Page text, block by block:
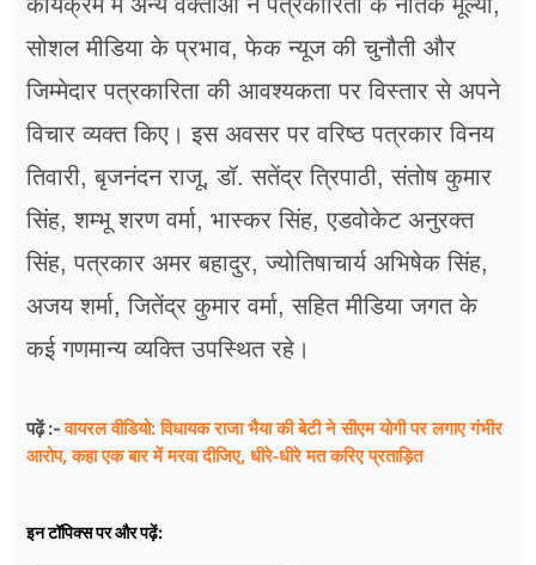
सोशल मीडिया के प्रभाव, फेक न्यूज की चुनौती और
जिम्मेदार पत्रकारिता की आवश्यकता पर विस्तार से अपने
विचार व्यक्त किए। इस अवसर पर वरिष्ठ पत्रकार विनय
तिवारी, बृजनंदन राजू, डॉ. सतेंद्र त्रिपाठी, संतोष कुमार
सिंह, शम्भू शरण वर्मा, भास्कर सिंह, एडवोकेट अनुरक्त
सिंह, पत्रकार अमर बहादुर, ज्योतिषाचार्य अभिषेक सिंह,
अजय शर्मा, जितेंद्र कुमार वर्मा, सहित मीडिया जगत के
कई गणमान्य व्यक्ति उपस्थित रहे।
पढ़ें :-वायरल वीडियो: विधायक राजा भैया की बेटी ने सीएम योगी पर लगाए गंभीर
आरोप, कहा एक बार में मरवा दीजिए, धीरे-धीरे मत करिए प्रताड़ित
इन टॉपिक्स पर और पढ़ें: